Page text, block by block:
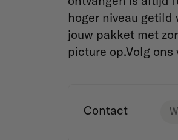
hoger niveau getild
jouw pakket met
picture op.Volg ons
Contact